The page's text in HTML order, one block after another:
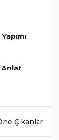
Anlat
Çıkanlar